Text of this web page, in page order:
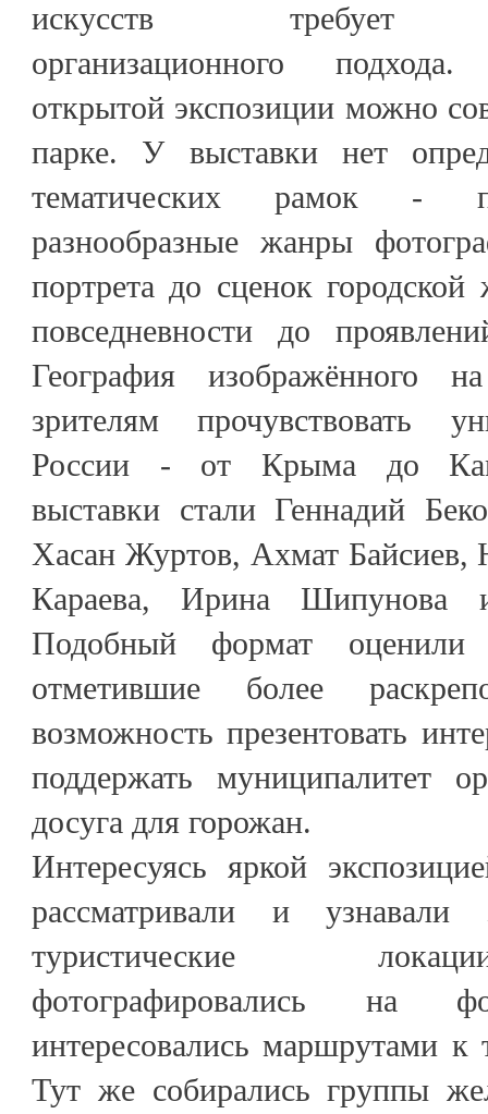
искусств требует
организационного
открытой экспозиции можно
парке. У выставки нет
тематических рамок -
разнообразные жанры
портрета до сценок
повседневности до
География изображённого
зрителям прочувствовать
России - от Крыма до
выставки стали Геннадий
Хасан Журтов, Ахмат Байсиев,
Караева, Ирина Шипунова
Подобный формат
отметившие более
возможность презентовать
поддержать муниципалитет
досуга для горожан.
Интересуясь яркой
рассматривали и узнавали
туристические
фотографировались на
интересовались маршрутами
Тут же собирались группы